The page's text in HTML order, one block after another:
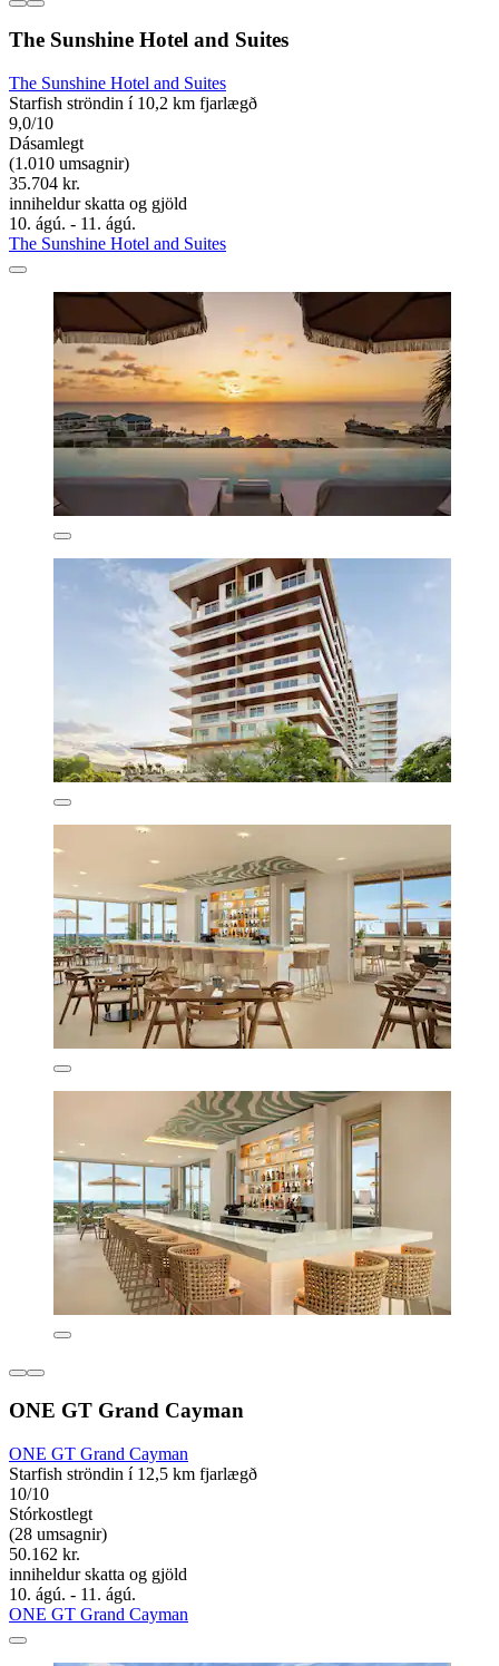
The Sunshine Hotel and Suites
The Sunshine Hotel and Suites
Starfish ströndin í 10,2 km fjarlægð
9,0/10
Dásamlegt
(1.010 umsagnir)
35.704 kr.
inniheldur skatta og gjöld
10. ágú. - 11. ágú.
The Sunshine Hotel and Suites
ONE GT Grand Cayman
ONE GT Grand Cayman
Starfish ströndin í 12,5 km fjarlægð
10/10
Stórkostlegt
(28 umsagnir)
50.162 kr.
inniheldur skatta og gjöld
10. ágú. - 11. ágú.
ONE GT Grand Cayman